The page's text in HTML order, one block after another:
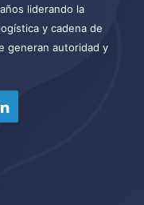
liderando la
y cadena de
generan autoridad y
LinkedIn